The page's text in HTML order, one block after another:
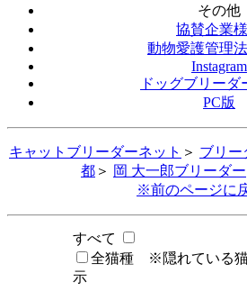
その他
協賛企業
動物愛護管理
Instagram
ドッグブリーダ
PC版
キャットブリーダーネット ＞ ブリー
都 ＞ 岡 大一郎ブリーダー
※前のページに
すべて
全猫種 ※隠れている猫
示